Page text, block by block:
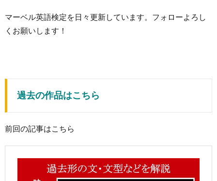
マーベル英語検定を日々更新しています。フォローよろし
くお願いします！
過去の作品はこちら
前回の記事はこちら